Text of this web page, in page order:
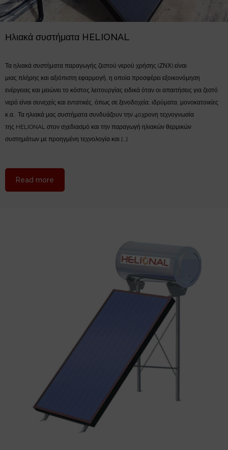
Ηλιακά συστήματα HELIONAL
Τα ηλιακά συστήματα παραγωγής ζεστού νερού χρήσης (ΖΝΧ) είναι
μιας πλήρης και αξιόπιστη εφαρμογή, η οποία προσφέρει εξοικονόμηση
ενέργειας και μειώνει το κόστος λειτουργίας ειδικά όταν οι απαιτήσεις για ζεστό
νερό είναι συνεχείς και εντατικές, όπως σε ξενοδοχεία, ιδρύματα, μονοκατοικίες
κ.α.. Τα ηλιακά μας συστήματα συνδυάζουν την 40χρονη τεχνογνωσία
της HELIONAL στον σχεδιασμό και την παραγωγή ηλιακών θερμικών
συστημάτων με προηγμένη τεχνολογία και […]
Read more